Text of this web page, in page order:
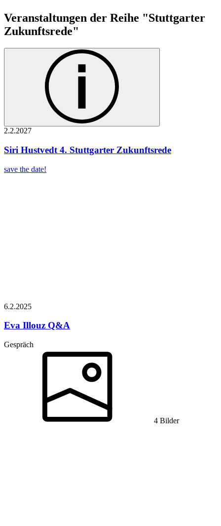
Veranstaltungen der Reihe "Stuttgarter
Zukunftsrede"
2.2.2027
Siri Hustvedt 4. Stuttgarter Zukunftsrede
save the date!
6.2.2025
Eva Illouz Q&A
Gespräch
4 Bilder